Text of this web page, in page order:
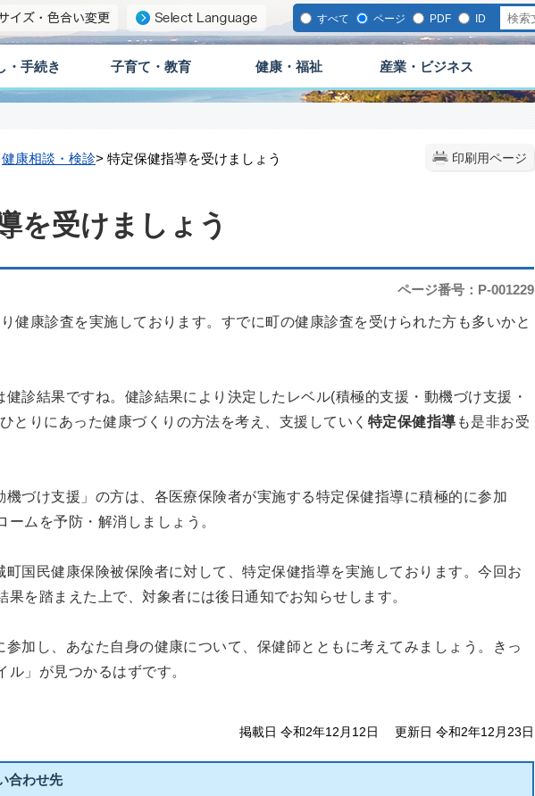
すべて ページ PDF ID
・手続き 子育て・教育 健康・福祉 産業・ビジネス
印刷用ページ
健康相談・検診> 特定保健指導を受けましょう
を受けましょう
ページ番号：P-001229
健康診査を実施しております。すでに町の健康診査を受けられた方も多いかと
診結果ですね。健診結果により決定したレベル(積極的支援・動機づけ支援・
とりにあった健康づくりの方法を考え、支援していく 特定保健指導 も是非お受
づけ支援」の方は、各医療保険者が実施する特定保健指導に積極的に参加
ームを予防・解消しましょう。
国民健康保険被保険者に対して、特定保健指導を実施しております。今回お
果を踏まえた上で、対象者には後日通知でお知らせします。
加し、あなた自身の健康について、保健師とともに考えてみましょう。きっ
ル」が見つかるはずです。
掲載日 令和2年12月12日 更新日 令和2年12月23日
合わせ先